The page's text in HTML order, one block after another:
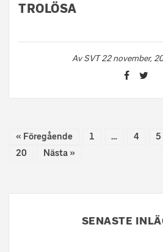
TROLÖSA
AvSVT 22 november,
« Föregående 1 … 4 5
20
Nästa »
SENASTE